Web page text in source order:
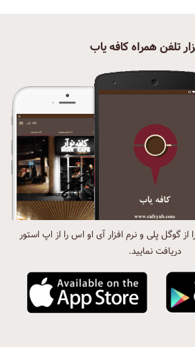
تلفن همراه کافه یاب
از گوگل پلی و نرم افزار آی او اس را از اپ استور
دریافت نمایید.